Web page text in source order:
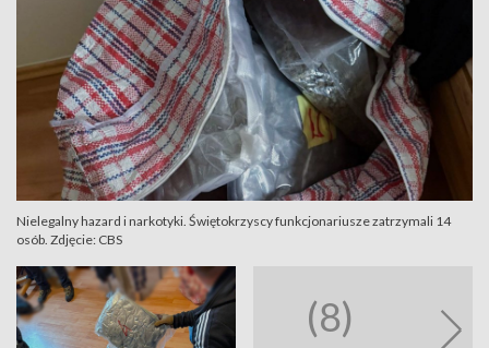
Nielegalny hazard i narkotyki. Świętokrzyscy funkcjonariusze zatrzymali 14
osób. Zdjęcie: CBS
(8)